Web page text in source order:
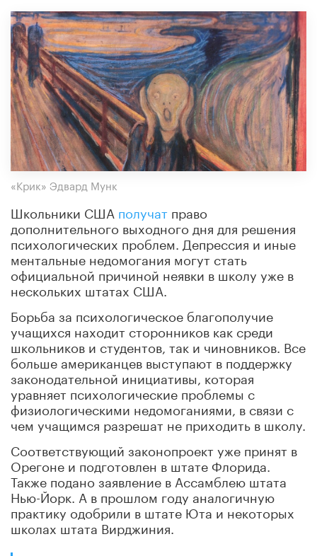
«Крик» Эдвард Мунк
Школьники США получат право
дополнительного выходного дня для решения
психологических проблем. Депрессия и иные
ментальные недомогания могут стать
официальной причиной неявки в школу уже в
нескольких штатах США.
Борьба за психологическое благополучие
учащихся находит сторонников как среди
школьников и студентов, так и чиновников. Все
больше американцев выступают в поддержку
законодательной инициативы, которая
уравняет психологические проблемы с
физиологическими недомоганиями, в связи с
чем учащимся разрешат не приходить в школу.
Соответствующий законопроект уже принят в
Орегоне и подготовлен в штате Флорида.
Также подано заявление в Ассамблею штата
Нью-Йорк. А в прошлом году аналогичную
практику одобрили в штате Юта и некоторых
школах штата Вирджиния.